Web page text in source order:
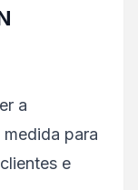
a
para
e